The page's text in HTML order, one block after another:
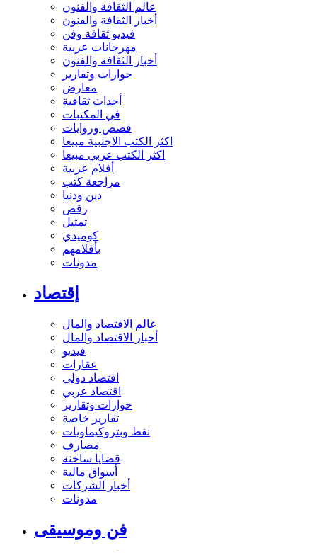
عالم الثقافة والفنون
أخبار الثقافة والفنون
فيديو ثقافة وفن
مهرجانات عربية
أخبار الثقافة والفنون
حوارات وتقارير
معارض
أحداث ثقافية
في المكتبات
قصص وروايات
اكثر الكتب الاجنبية مبيعا
اكثر الكتب عربي مبيعا
أفلام عربية
مراجعة كتب
دين ودنيا
رقص
تمثيل
كوميدي
بأقلامهم
مدونات
إقتصاد
عالم الاقتصاد والمال
أخبار الاقتصاد والمال
فيديو
عقارات
اقتصاد دولي
اقتصاد عربي
حوارات وتقارير
تقارير خاصة
نفط وبتروكيماويات
مصارف
قضايا ساخنة
أسواق مالية
أخبار الشركات
مدونات
فن وموسيقى